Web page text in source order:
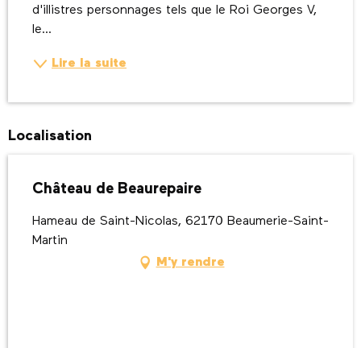
d'illistres personnages tels que le Roi Georges V,
le...
Lire la suite
Localisation
Château de Beaurepaire
Hameau de Saint-Nicolas, 62170 Beaumerie-Saint-
Martin
M'y rendre